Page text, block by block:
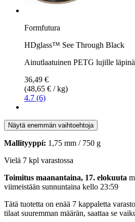
Formfutura
HDglass™ See Through Black
Ainutlaatuinen PETG lujille
36,49 €
(48,65 € / kg)
4.7 (6)
Näytä enemmän vaihtoehtoja
Mallityyppi: 1,75 mm / 750 g
Vielä 7 kpl varastossa
Toimitus maanantaina, 17. elokuuta
viimeistään sunnuntaina kello 23:59
Tätä tuotetta on enää 7 kappaletta
tilaat suuremman määrän, saattaa se